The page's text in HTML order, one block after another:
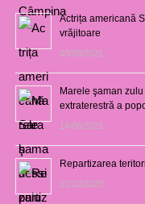
Actrița americană
vrăjitoare
03/08/2021
Marele şaman
extraterestră a
14/06/2021
Repartizarea
12/10/2020